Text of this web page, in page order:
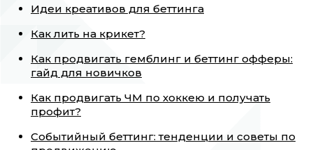
Идеи креативов для беттинга
Как лить на крикет?
Как продвигать гемблинг и беттинг офферы:
гайд для новичков
Как продвигать ЧМ по хоккею и получать
профит?
Событийный беттинг: тенденции и советы по